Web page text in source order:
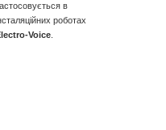
в
роботах
Voice